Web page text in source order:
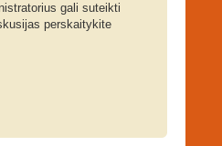
gali suteikti
perskaitykite